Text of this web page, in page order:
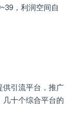
，利润空间自
引流平台，推广
十个综合平台的